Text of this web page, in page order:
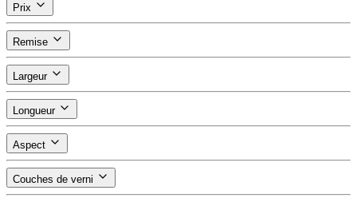
Prix
Remise
Largeur
Longueur
Aspect
Couches de verni